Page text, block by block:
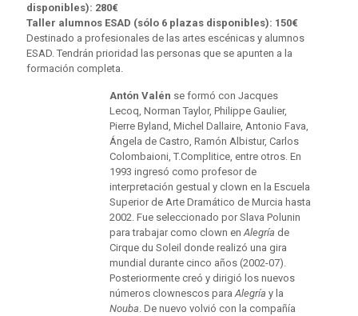
disponibles): 280€
Taller alumnos ESAD (sólo 6 plazas disponibles): 150€
Destinado a profesionales de las artes escénicas y alumnos
ESAD. Tendrán prioridad las personas que se apunten a la
formación completa.
Antón Valén se formó con Jacques
Lecoq, Norman Taylor, Philippe Gaulier,
Pierre Byland, Michel Dallaire, Antonio Fava,
Ángela de Castro, Ramón Albistur, Carlos
Colombaioni, T.Complitice, entre otros. En
1993 ingresó como profesor de
interpretación gestual y clown en la Escuela
Superior de Arte Dramático de Murcia hasta
2002. Fue seleccionado por Slava Polunin
para trabajar como clown enAlegría de
Cirque du Soleil donde realizó una gira
mundial durante cinco años (2002-07).
Posteriormente creó y dirigió los nuevos
números clownescos paraAlegría y la
Nouba . De nuevo volvió con la compañía